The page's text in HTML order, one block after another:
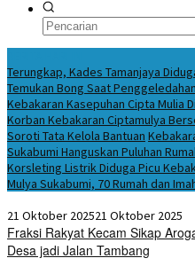
Terungkap, Kades Tamanjaya
Temukan Bong Saat Penggeledahan
Kebakaran Kasepuhan Cipta Mulia
Korban Kebakaran Ciptamulya
Soroti Tata Kelola Bantuan
Sukabumi Hanguskan Puluhan
Korsleting Listrik Diduga Picu
Mulya Sukabumi, 70 Rumah dan
21 Oktober 202521 Oktober 2025
Fraksi Rakyat Kecam Sikap
Desa jadi Jalan Tambang